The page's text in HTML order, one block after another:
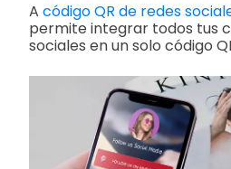
A código QR de redes
permite integrar todos tus
sociales en un solo código